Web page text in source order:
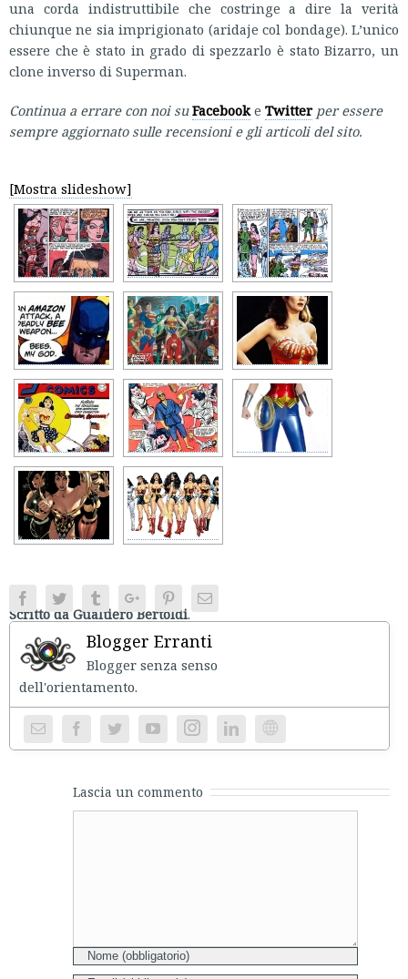
una corda indistruttibile che costringe a dire la verità
chiunque ne sia imprigionato (aridaje col bondage). L’unico
essere che è stato in grado di spezzarlo è stato Bizarro, un
clone inverso di Superman.
Continua a errare con noi su Facebook e Twitter per essere
sempre aggiornato sulle recensioni e gli articoli del sito.
[Mostra slideshow]
Scritto da Gualtiero Bertoldi.
FacebookTwitter TumblrGoogle+PinterestEmail
Blogger Erranti
Blogger senza senso
Instagram Website
Lascia un commento